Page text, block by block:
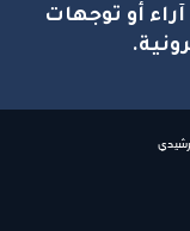
أو توجهات